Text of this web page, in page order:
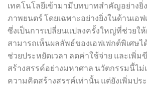
เทคโนโลยีเข้ามามีบทบาทสำคัญอย่างยิ่
ภาพยนตร์ โดยเฉพาะอย่างยิ่งในด้านเอฟ
ซึ่งเป็นการเปลี่ยนแปลงครั้งใหญ่ที่ช่วยใ
สามารถเห็นผลลัพธ์ของเอฟเฟกต์พิเศษ
ช่วยประหยัดเวลา ลดค่าใช้จ่าย และเพิ่ม
สร้างสรรค์อย่างมหาศาล นวัตกรรมนี้ไม่
ความคิดสร้างสรรค์เท่านั้น แต่ยังเพิ่มป